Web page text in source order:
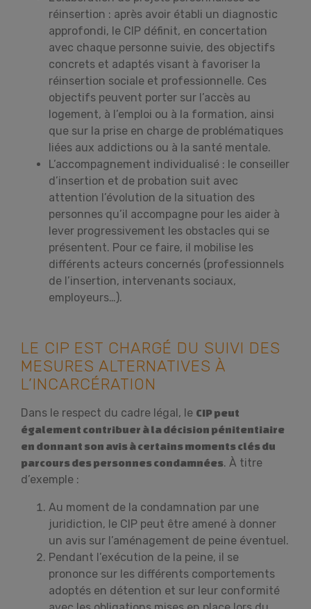
réinsertion : après avoir établi un diagnostic
approfondi, le CIP définit, en concertation
avec chaque personne suivie, des objectifs
concrets et adaptés visant à favoriser la
réinsertion sociale et professionnelle. Ces
objectifs peuvent porter sur l’accès au
logement, à l’emploi ou à la formation, ainsi
que sur la prise en charge de problématiques
liées aux addictions ou à la santé mentale.
L’accompagnement individualisé : le conseiller
d’insertion et de probation suit avec
attention l’évolution de la situation des
personnes qu’il accompagne pour les aider à
lever progressivement les obstacles qui se
présentent. Pour ce faire, il mobilise les
différents acteurs concernés (professionnels
de l’insertion, intervenants sociaux,
employeurs…).
LE CIP EST CHARGÉ DU SUIVI DES
MESURES ALTERNATIVES À
L’INCARCÉRATION
Dans le respect du cadre légal, le CIP peut
également contribuer à la décision pénitentiaire
en donnant son avis à certains moments clés du
parcours des personnes condamnées. À titre
d’exemple :
Au moment de la condamnation par une
juridiction, le CIP peut être amené à donner
un avis sur l’aménagement de peine éventuel.
Pendant l’exécution de la peine, il se
prononce sur les différents comportements
adoptés en détention et sur leur conformité